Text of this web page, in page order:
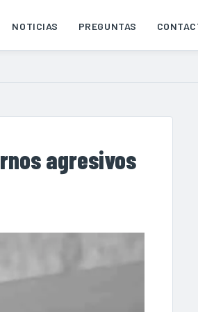
NOTICIAS PREGUNTAS
agresivos